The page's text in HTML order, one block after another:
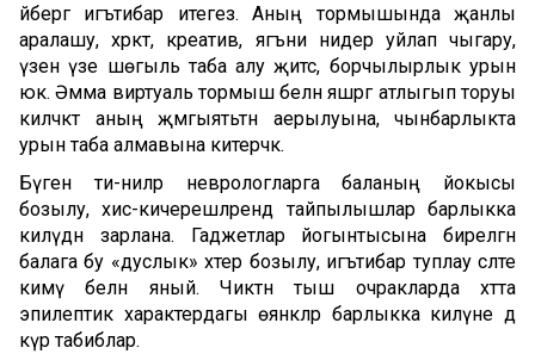
әйбергә игътибар итегез. Аның тормышында җанлы
аралашу, хәрәкәт, креатив, ягъни нидер уйлап чыгару,
үзенә үзе шөгыль таба алу җитсә, борчылырлык урын
юк. Әмма виртуаль тормыш белән яшәргә атлыгып торуы
киләчәктә аның җәмгыятьтән аерылуына, чынбарлыкта
урын таба алмавына китерәчәк.
Бүген әти-әниләр неврологларга баланың йокысы
бозылу, хис-кичерешләрендә тайпылышлар барлыкка
килүдән зарлана. Гаджетлар йогынтысына бирелгән
балага бу «дуслык» хәтер бозылу, игътибар туплау сәләте
кимү белән яный. Чиктән тыш очракларда хәтта
эпилептик характердагы өянәкләр барлыкка килүне дә
күрә табиблар.